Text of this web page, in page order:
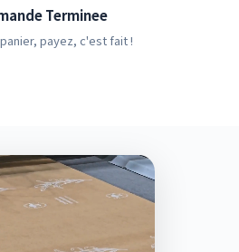
Terminee
payez, c'est fait !